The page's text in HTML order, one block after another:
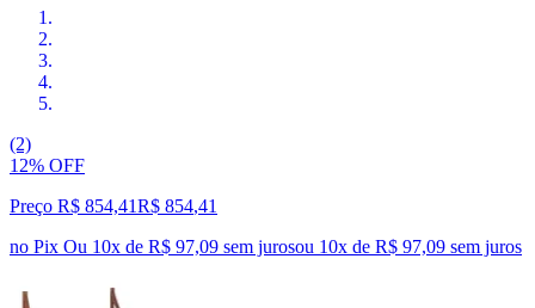
(2)
12% OFF
Preço R$ 854,41R$ 854,41
no Pix Ou 10x de R$ 97,09 sem jurosou 10x de R$ 97,09 sem juros